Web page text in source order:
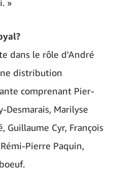
»
dans le rôle d'André
distribution
comprenant Pier-
Desmarais, Marilyse
Guillaume Cyr, François
Pierre Paquin,